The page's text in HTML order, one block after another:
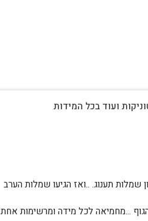
ועוד בכל המידות
שמלות תענוג. ..ואז הגיעו שמלות הערב
…מחמיאה לכל מידה ומרשימות אחת